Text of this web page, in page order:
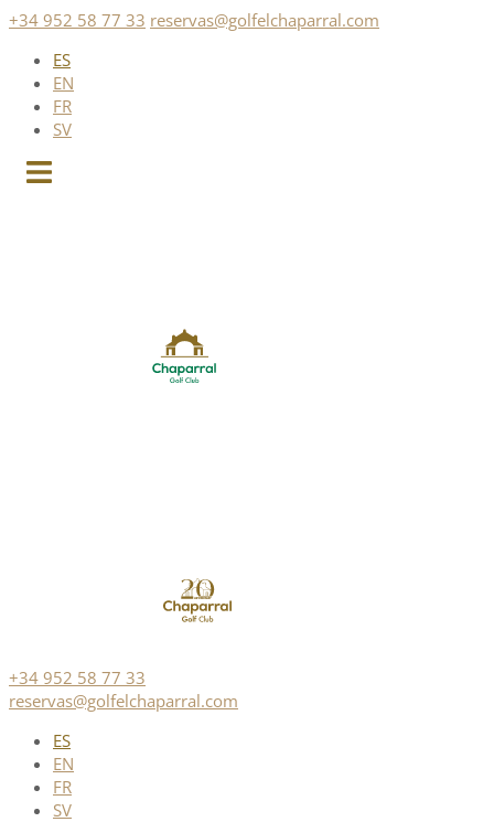
Saltar
contenido
+34 952 58 77 33 reservas@golfelchaparral.com
ES
EN
FR
SV
+34 952 58 77 33
reservas@golfelchaparral.com
ES
EN
FR
SV